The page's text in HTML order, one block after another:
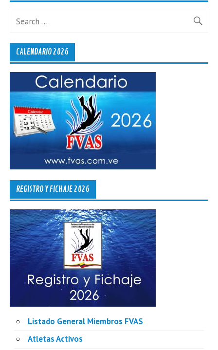
CALENDARIO 2026
REGISTRO Y FICHAJE 2026
Listado General Miembros FVAS
Atletas Activos